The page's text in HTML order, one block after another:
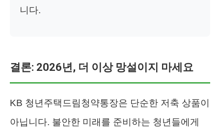
니다.
결론: 2026년, 더 이상 망설이지 마세요
KB 청년주택드림청약통장은 단순한 저축 상품이
아닙니다. 불안한 미래를 준비하는 청년들에게